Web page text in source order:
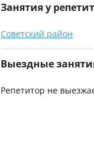
Занятия у
Советский район
Выездные
Репетитор не